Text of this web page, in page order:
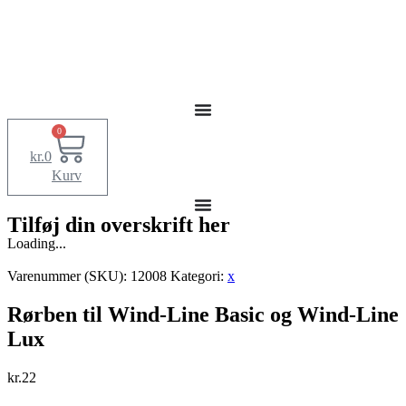
kr.0
0
Kurv
Tilføj din overskrift her
Loading...
Varenummer (SKU): 12008 Kategori: x
Rørben til Wind-Line Basic og Wind-Line
Lux
kr.22